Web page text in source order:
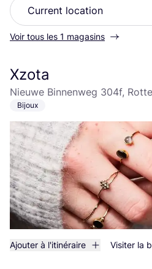
Voir tous les 1 magasins
Xzota
Nieuwe Binnenweg 304f,
Bijoux
Ajouter à l'itinéraire Visiter la